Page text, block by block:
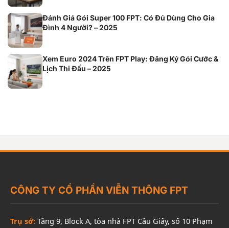
Đánh Giá Gói Super 100 FPT: Có Đủ Dùng Cho Gia
Đình 4 Người? – 2025
Xem Euro 2024 Trên FPT Play: Đăng Ký Gói Cước &
Lịch Thi Đấu – 2025
CÔNG TY CỔ PHẦN VIỄN THÔNG FPT
Trụ sở: Tầng 9, Block A, tòa nhà FPT Cầu Giấy, số 10 Phạm